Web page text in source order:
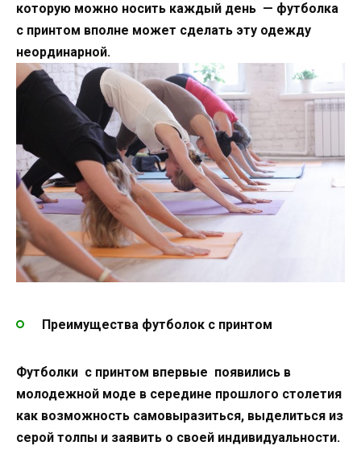
которую можно носить каждый день — футболка
с принтом вполне может сделать эту одежду
неординарной.
Преимущества футболок с принтом
Футболки с принтом впервые появились в
молодежной моде в середине прошлого столетия
как возможность самовыразиться, выделиться из
серой толпы и заявить о своей индивидуальности.